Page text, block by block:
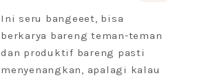
Ini seru bangeeet, bisa
berkarya bareng teman-teman
dan produktif bareng pasti
menyenangkan, apalagi kalau